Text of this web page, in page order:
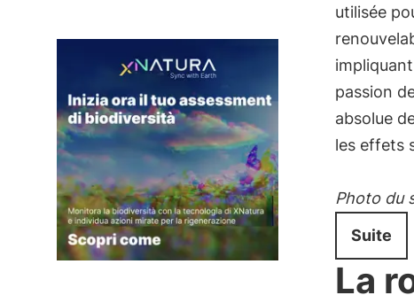
utilisée
passion
absolue
les effets
Photo du
Suite
La